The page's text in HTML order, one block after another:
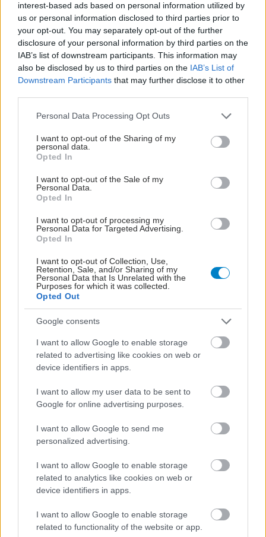
interest-based ads based on personal information utilized by
us or personal information disclosed to third parties prior to
your opt-out. You may separately opt-out of the further
disclosure of your personal information by third parties on the
IAB’s list of downstream participants. This information may
also be disclosed by us to third parties on the IAB’s List of
Downstream Participants that may further disclose it to other
Please note that this website/app uses one or more Google
not limited to your visit or usage behaviour. You may click to
grant or deny consent to Google and its third-party tags to
use your data for below specified purposes in below Google
consent section.
Personal Data Processing Opt Outs
I want to opt-out of the Sharing of my
personal data.
Opted In
I want to opt-out of the Sale of my
Personal Data.
Opted In
I want to opt-out of processing my
Personal Data for Targeted Advertising.
Opted In
I want to opt-out of Collection, Use,
Retention, Sale, and/or Sharing of my
Personal Data that Is Unrelated with the
Purposes for which it was collected.
Opted Out
Google consents
I want to allow Google to enable storage
related to advertising like cookies on web or
device identifiers in apps.
I want to allow my user data to be sent to
Google for online advertising purposes.
I want to allow Google to send me
personalized advertising.
I want to allow Google to enable storage
related to analytics like cookies on web or
device identifiers in apps.
I want to allow Google to enable storage
related to functionality of the website or app.
ΜΠΕΙΤΕ ΣΤΗ ΣΥΖΗΤΗΣΗ
Loading...
Προσθήκη Σχολίου